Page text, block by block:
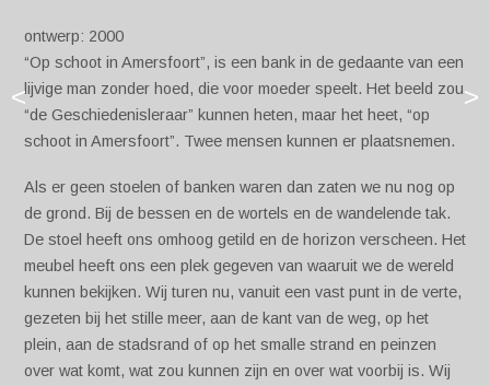
>
<
ontwerp: 2000
“Op schoot in Amersfoort”, is een bank in de gedaante van een
lijvige man zonder hoed, die voor moeder speelt. Het beeld zou
“de Geschiedenisleraar” kunnen heten, maar het heet, “op
schoot in Amersfoort”. Twee mensen kunnen er plaatsnemen.
Als er geen stoelen of banken waren dan zaten we nu nog op
de grond. Bij de bessen en de wortels en de wandelende tak.
De stoel heeft ons omhoog getild en de horizon verscheen. Het
meubel heeft ons een plek gegeven van waaruit we de wereld
kunnen bekijken. Wij turen nu, vanuit een vast punt in de verte,
gezeten bij het stille meer, aan de kant van de weg, op het
plein, aan de stadsrand of op het smalle strand en peinzen
over wat komt, wat zou kunnen zijn en over wat voorbij is. Wij